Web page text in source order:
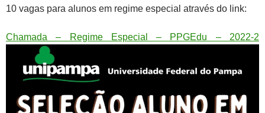
10 vagas para alunos em regime especial através do link:
Chamada – Regime Especial – PPGEdu – 2022-2